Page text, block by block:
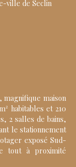
ville de Seclin
magnifique maison
habitables et 210
2 salles de bains,
le stationnement
exposé Sud-
tout à proximité